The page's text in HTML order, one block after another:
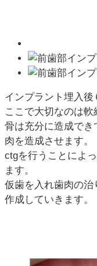
インプラント埋入後
ここで大切なのは軟
骨は充分に造成で
肉を造成させます。
ctgを行うことによ
ます。
仮歯を入れ歯肉の
作成していきます。